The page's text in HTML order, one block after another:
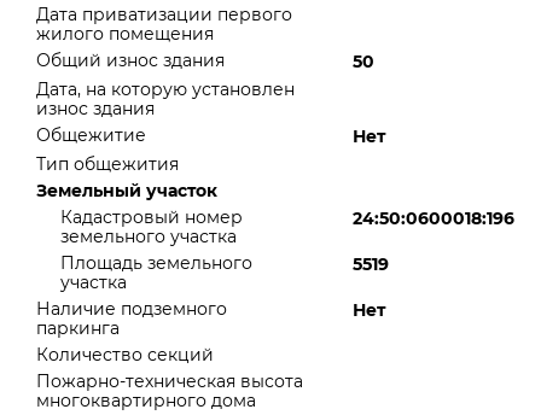
Дата приватизации первого
жилого помещения
Общий износ здания
50
Дата, на которую установлен
износ здания
Общежитие
Нет
Тип общежития
Земельный участок
Кадастровый номер
земельного участка
24:50:0600018:196
Площадь земельного
участка
5519
Наличие подземного
паркинга
Нет
Количество секций
Пожарно-техническая высота
многоквартирного дома